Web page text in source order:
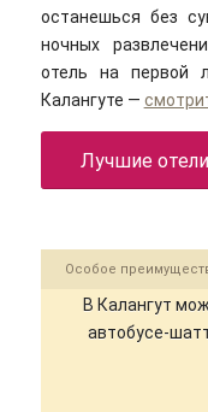
останешься без
ночных
отель на первой
Калангуте —
Лучшие
Особое
В Калангут
автобусе-